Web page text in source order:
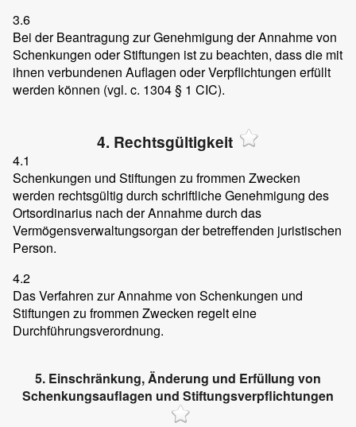
3.6
Bei der Beantragung zur Genehmigung der Annahme von
Schenkungen oder Stiftungen ist zu beachten, dass die mit
ihnen verbundenen Auflagen oder Verpflichtungen erfüllt
werden können (vgl. c. 1304 § 1 CIC).
4. Rechtsgültigkeit
4.1
Schenkungen und Stiftungen zu frommen Zwecken
werden rechtsgültig durch schriftliche Genehmigung des
Ortsordinarius nach der Annahme durch das
Vermögensverwaltungsorgan der betreffenden juristischen
Person.
4.2
Das Verfahren zur Annahme von Schenkungen und
Stiftungen zu frommen Zwecken regelt eine
Durchführungsverordnung.
5. Einschränkung, Änderung und Erfüllung von
Schenkungsauflagen und Stiftungsverpflichtungen